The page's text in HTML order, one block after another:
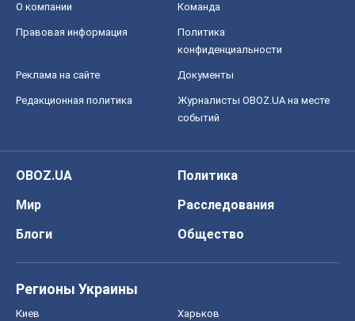
О компании Команда
Правовая информация
Политика
конфиденциальности
Реклама на сайте Документы
Редакционная политика
Журналисты OBOZ.UA на месте
событий
OBOZ.UA
Политика
Мир
Расследования
Блоги
Общество
Регионы Украины
Киев Харьков